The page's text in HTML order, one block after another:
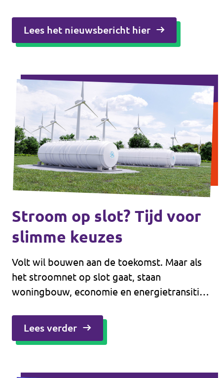
Lees het nieuwsbericht hier
Stroom op slot? Tijd voor
slimme keuzes
Volt wil bouwen aan de toekomst. Maar als
het stroomnet op slot gaat, staan
woningbouw, economie en energietransitie
energie lokaal op te wekken, op te slaan en
Lees verder